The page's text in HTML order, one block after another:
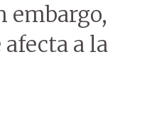
embargo,
a la